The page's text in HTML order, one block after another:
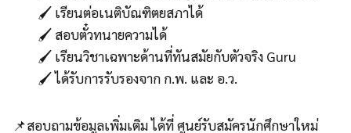
🖌️ เรียนต่อเนติบัณฑิตยสภาได้
🖌️ สอบตั๋วทนายความได้
🖌️ เรียนวิชาเฉพาะด้านที่ทันสมัยกับตัวจริง Guru
🖌️ ได้รับการรับรองจาก ก.พ. และ อ.ว.
📌สอบถามข้อมูลเพิ่มเติม ได้ที่ ศูนย์รับสมัครนักศึกษาใหม่